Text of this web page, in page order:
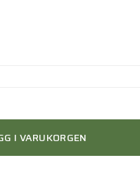
I VARUKORGEN